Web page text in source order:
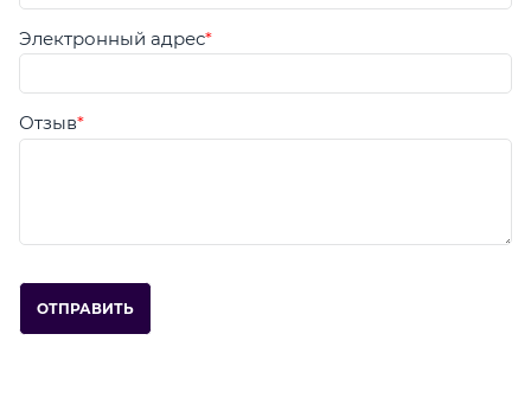
Электронный адрес
Отзыв